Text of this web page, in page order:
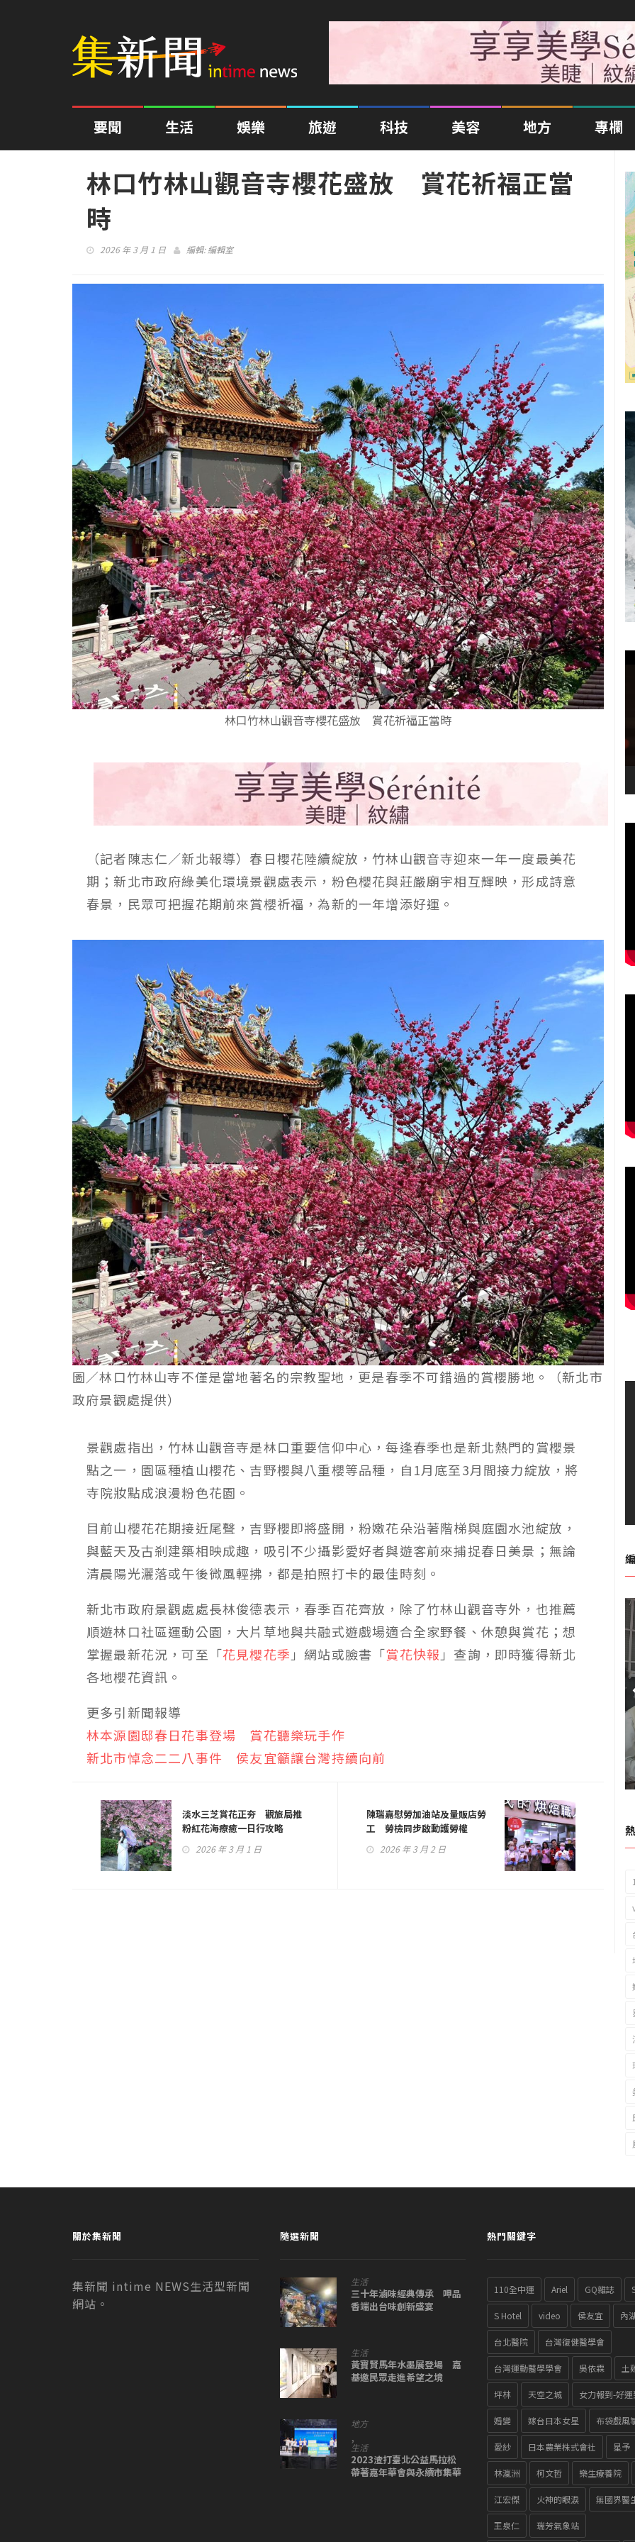
要聞 生活 娛樂 旅遊 科技 美容 地方 專欄
林口竹林山觀音寺櫻花盛放 賞花祈福正當
時
2026 年 3 月 1 日 編輯:編輯室
林口竹林山觀音寺櫻花盛放 賞花祈福正當時
（記者陳志仁／新北報導）春日櫻花陸續綻放，竹林山觀音寺迎來一年一度最美花
期；新北市政府綠美化環境景觀處表示，粉色櫻花與莊嚴廟宇相互輝映，形成詩意
春景，民眾可把握花期前來賞櫻祈福，為新的一年增添好運。
圖／林口竹林山寺不僅是當地著名的宗教聖地，更是春季不可錯過的賞櫻勝地。（新北市
政府景觀處提供）
景觀處指出，竹林山觀音寺是林口重要信仰中心，每逢春季也是新北熱門的賞櫻景
點之一，園區種植山櫻花、吉野櫻與八重櫻等品種，自1月底至3月間接力綻放，將
寺院妝點成浪漫粉色花園。
目前山櫻花花期接近尾聲，吉野櫻即將盛開，粉嫩花朵沿著階梯與庭園水池綻放，
與藍天及古剎建築相映成趣，吸引不少攝影愛好者與遊客前來捕捉春日美景；無論
清晨陽光灑落或午後微風輕拂，都是拍照打卡的最佳時刻。
新北市政府景觀處處長林俊德表示，春季百花齊放，除了竹林山觀音寺外，也推薦
順遊林口社區運動公園，大片草地與共融式遊戲場適合全家野餐、休憩與賞花；想
掌握最新花況，可至「花見櫻花季 」網站或臉書「賞花快報 」查詢，即時獲得新北
各地櫻花資訊。
更多引新聞報導
林本源園邸春日花事登場 賞花聽樂玩手作
新北市悼念二二八事件 侯友宜籲讓台灣持續向前
淡水三芝賞花正夯 觀旅局推
粉紅花海療癒一日行攻略
2026 年 3 月 1 日
陳瑞嘉慰勞加油站及量販店勞
工 勞檢同步啟動護勞權
2026 年 3 月 2 日
關於集新聞
集新聞 intime NEWS生活型新聞
網站。
隨選新聞
生活
三十年滷味經典傳承 呷品
香端出台味創新盛宴
生活
黃寶賢馬年水墨展登場 嘉
基邀民眾走進希望之境
地方
,
生活
2023渣打臺北公益馬拉松
帶著嘉年華會與永續市集華
熱門關鍵字
110全中運 Ariel GQ雜誌
S Hotel video 侯友宜 內
台北醫院 台灣復健醫學會
台灣運動醫學學會 吳依霖 土
坪林 天空之城 女力報到-好運
婚變 嫁台日本女星 布袋戲風
愛紗 日本農業株式會社 星予
林瀛洲 柯文哲 樂生療養院
江宏傑 火神的眼淚 無國界醫
王泉仁 瑞芳氣象站